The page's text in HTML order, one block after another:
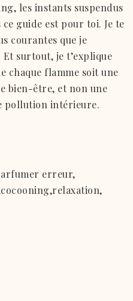
les instants suspendus
guide est pour toi. Je te
courantes que je
surtout, je t’explique
chaque flamme soit une
bien-être, et non une
pollution intérieure.
erreur,
cocooning,relaxation,